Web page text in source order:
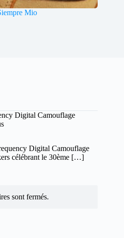
Mio
Digital Camouflage
Digital Camouflage
célébrant le 30ème […]
sont fermés.